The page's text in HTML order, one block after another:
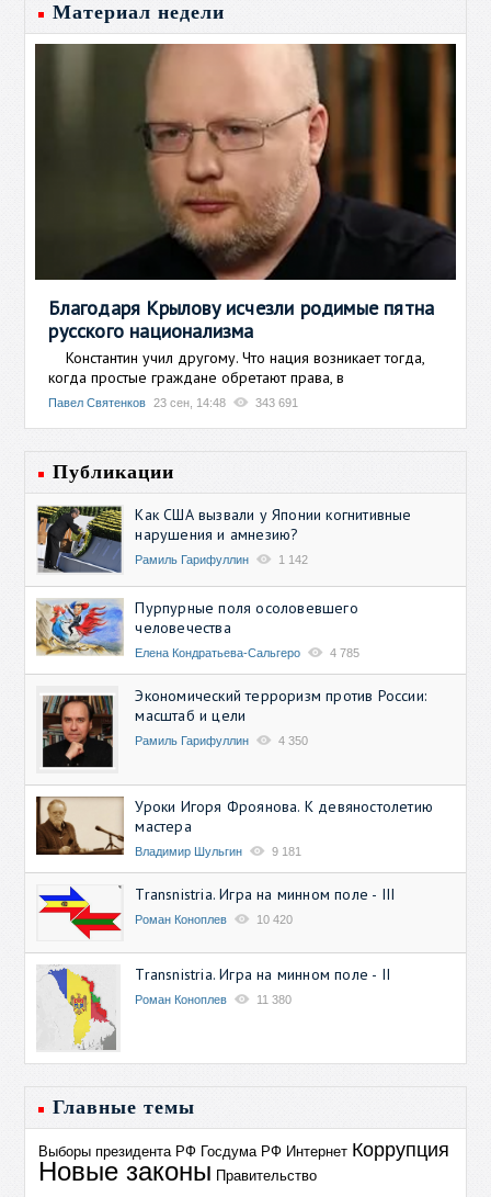
Материал недели
Благодаря Крылову исчезли родимые пятна
русского национализма
Константин учил другому. Что нация возникает тогда,
когда простые граждане обретают права, в
Павел Святенков 23 сен, 14:48 343 691
Публикации
Как США вызвали у Японии когнитивные
нарушения и амнезию?
Рамиль Гарифуллин 1 142
Пурпурные поля осоловевшего
человечества
Елена Кондратьева-Сальгеро 4 785
Экономический терроризм против России:
масштаб и цели
Рамиль Гарифуллин 4 350
Уроки Игоря Фроянова. К девяностолетию
мастера
Владимир Шульгин 9 181
Transnistria. Игра на минном поле - III
Роман Коноплев 10 420
Transnistria. Игра на минном поле - II
Роман Коноплев 11 380
Главные темы
Выборы президента РФ Госдума РФ Интернет Коррупция
Новые законы Правительство